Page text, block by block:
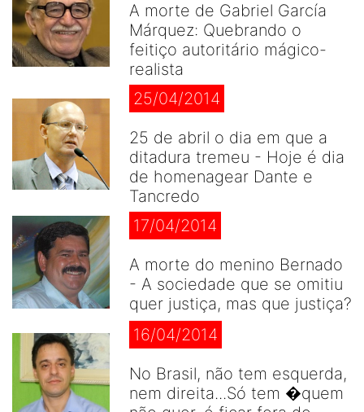
A morte de Gabriel García
Márquez: Quebrando o
feitiço autoritário mágico-
realista
25/04/2014
25 de abril o dia em que a
ditadura tremeu - Hoje é dia
de homenagear Dante e
Tancredo
17/04/2014
A morte do menino Bernado
- A sociedade que se omitiu
quer justiça, mas que justiça?
16/04/2014
No Brasil, não tem esquerda,
nem direita...Só tem �quem